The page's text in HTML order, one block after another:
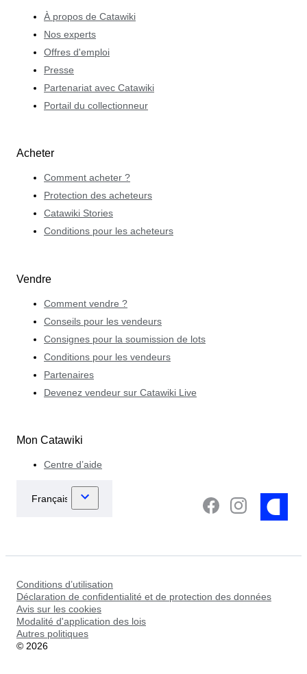
À propos de Catawiki
Nos experts
Offres d'emploi
Presse
Partenariat avec Catawiki
Portail du collectionneur
Acheter
Comment acheter ?
Protection des acheteurs
Catawiki Stories
Conditions pour les acheteurs
Vendre
Comment vendre ?
Conseils pour les vendeurs
Consignes pour la soumission de lots
Conditions pour les vendeurs
Partenaires
Devenez vendeur sur Catawiki Live
Mon Catawiki
Centre d’aide
Conditions d’utilisation
Déclaration de confidentialité et de protection des données
Avis sur les cookies
Modalité d'application des lois
Autres politiques
© 2026